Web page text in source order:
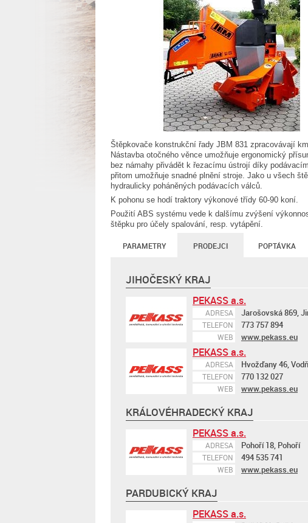
Štěpkovače konstrukční řady JBM 831 zpracovávají
Nástavba otočného věnce umožňuje ergonomický
bez námahy přivádět k řezacímu ústrojí díky
přitom umožňuje snadné plnění stroje. Jako u všech
hydraulicky poháněných podávacích válců.
K pohonu se hodí traktory výkonové třídy 60-90 koní.
Použití ABS systému vede k dalšímu zvýšení
štěpku pro účely spalování, resp. vytápění.
PARAMETRY PRODEJCI POPTÁVKA
JIHOČESKÝ KRAJ
PEKASS a.s.
ADRESA Jarošovská 869,
TELEFON 773 757 894
WEB www.pekass.eu
PEKASS a.s.
ADRESA Hvožďany 46,
TELEFON 770 132 027
WEB www.pekass.eu
KRÁLOVÉHRADECKÝ KRAJ
PEKASS a.s.
ADRESA Pohoří 18, Pohoří
TELEFON 494 535 741
WEB www.pekass.eu
PARDUBICKÝ KRAJ
PEKASS a.s.